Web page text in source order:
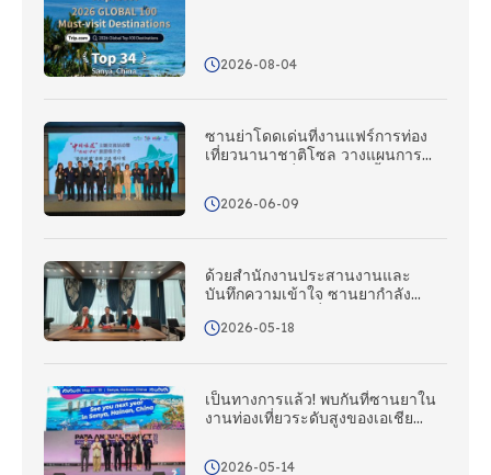
2026-08-04
ซานย่าโดดเด่นที่งานแฟร์การท่อง
เที่ยวนานาชาติโซล วางแผนการ
ของคุณ – ซานย่ากําลังโทรหา
เกาหลี!
2026-06-09
ด้วยสํานักงานประสานงานและ
บันทึกความเข้าใจ ซานยากําลัง
อย่างแข็งขัน และสร้างเครือข่ายการ
ครอบคลุมทั่วเอเชียกลาง
2026-05-18
เป็นทางการแล้ว! พบกันที่ซานยาใน
งานท่องเที่ยวระดับสูงของเอเชีย
2026-05-14